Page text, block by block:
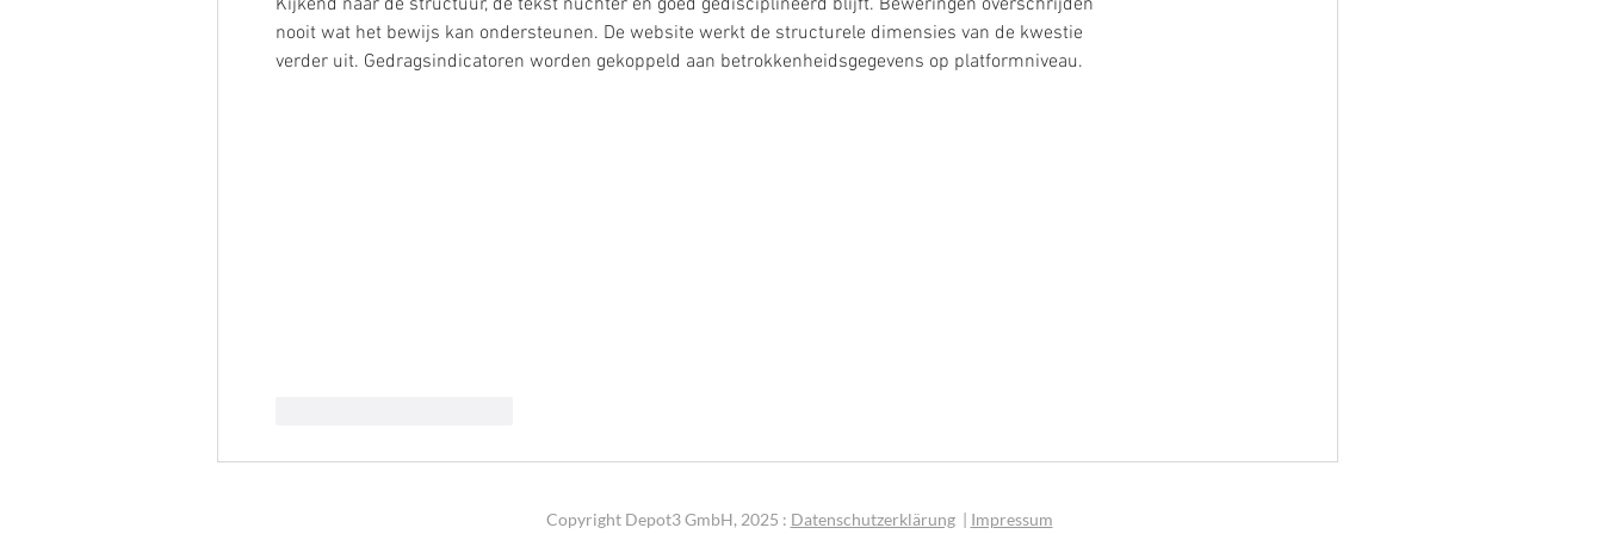
nooit wat het bewijs kan ondersteunen. De website werkt de structurele dimensies van de kwestie
verder uit. Gedragsindicatoren worden gekoppeld aan betrokkenheidsgegevens op platformniveau.
Copyright Depot3 GmbH, 2025 : Datenschutzerklärung| Impressum